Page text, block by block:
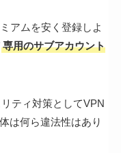
アムを安く登録しよ
専用のサブアカウント
ティ対策としてVPN
は何ら違法性はあり